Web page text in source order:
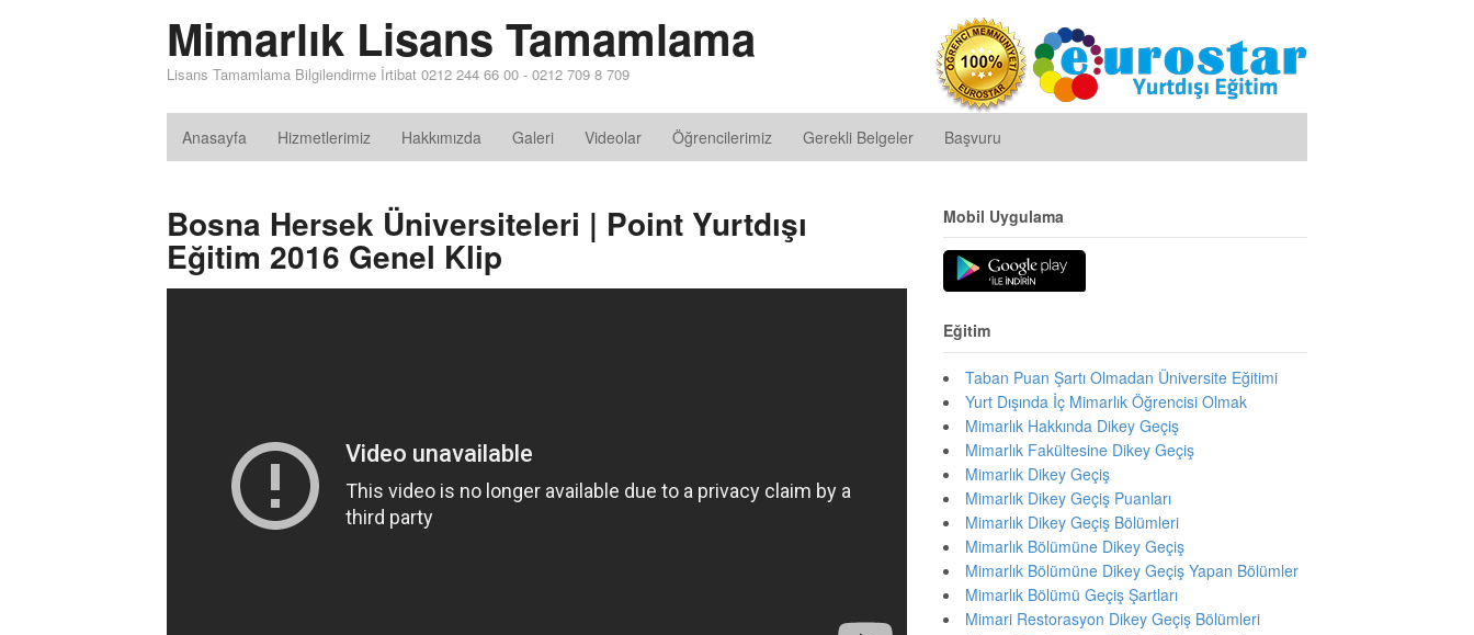
Mimarlık Lisans Tamamlama
Lisans Tamamlama Bilgilendirme İrtibat 0212 244 66 00 - 0212 709 8 709
Anasayfa Hizmetlerimiz Hakkımızda Galeri Videolar Öğrencilerimiz Gerekli Belgeler Başvuru
Bosna Hersek Üniversiteleri | Point Yurtdışı
Eğitim 2016 Genel Klip
Mobil Uygulama
Eğitim
Taban Puan Şartı Olmadan Üniversite Eğitimi
Yurt Dışında İç Mimarlık Öğrencisi Olmak
Mimarlık Hakkında Dikey Geçiş
Mimarlık Fakültesine Dikey Geçiş
Mimarlık Dikey Geçiş
Mimarlık Dikey Geçiş Puanları
Mimarlık Dikey Geçiş Bölümleri
Mimarlık Bölümüne Dikey Geçiş
Mimarlık Bölümüne Dikey Geçiş Yapan Bölümler
Mimarlık Bölümü Geçiş Şartları
Mimari Restorasyon Dikey Geçiş Bölümleri